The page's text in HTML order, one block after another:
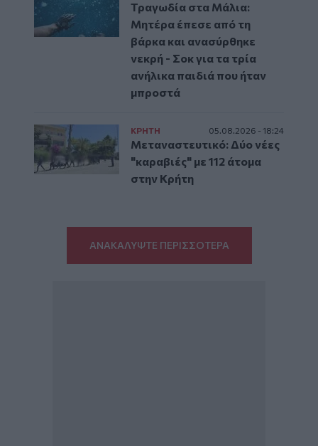
Τραγωδία στα Μάλια:
Μητέρα έπεσε από τη
βάρκα και ανασύρθηκε
νεκρή - Σοκ για τα τρία
ανήλικα παιδιά που ήταν
μπροστά
ΚΡΗΤΗ 05.08.2026 - 18:24
Μεταναστευτικό: Δύο νέες
"καραβιές" με 112 άτομα
στην Κρήτη
ΑΝΑΚΑΛΥΨΤΕ ΠΕΡΙΣΣΟΤΕΡΑ